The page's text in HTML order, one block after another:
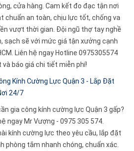
cửa hàng. Cam kết đo đạc tận nơi
chuẩn an toàn, chịu lực tốt, chống va
vượt thời gian. Đội ngũ thợ tay nghề
sạch sẽ với mức giá tận xưởng cạnh
Liên hệ ngay Hotline 0975305574
báo giá chi tiết miễn phí!
Kính Cường Lực Quận 3 - Lắp Đặt
24/7
gia công kính cường lực Quận 3 gấp?
ngay Mr Vượng - 0975 305 574.
kính cường lực theo yêu cầu, lắp đặt
phòng tắm nhanh chóng, chuẩn xác.